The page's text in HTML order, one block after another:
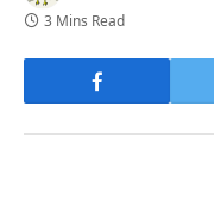
3 Mins Read